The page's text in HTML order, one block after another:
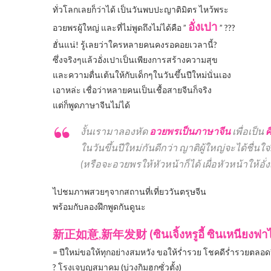
ทั่วโลกเลยก็ว่าได้ เป็นวันพบปะญาติมิตร ไหว้พระ
อวยพรผู้ใหญ่ และที่ไม่พูดถึงไม่ได้คือ ” อั่งเปา ” ???
ฮั่นแน่! รู้เลยว่าใครหลายคนคงรอคอยเวลานี้?
ซึ่งจริงๆแล้วอั่งเปาเป็นเพียงการสร้างความสุข
และความตื่นเต้นให้กับเด็กๆในวันขึ้นปีใหม่นั่นเอง
เอาหล่ะ เชื่อว่าหลายคนเป็นเชื้อสายจีนก็จริง
แต่ก็พูดภาษาจีนไม่ได้
งั้นเรามาลองหัด อวยพรเป็นภาษาจีนเพื่อเป็น
ในวันขึ้นปีใหม่กันดีกว่า ญาติผู้ใหญ่จะได้ชื่นใจ
(หรือจะอวยพรให้หัวหน้าก็ได้ เผื่อหัวหน้าให้อั่ง
ไปชมภาพสวยๆจากสถานที่เที่ยววันตรุษจีน
พร้อมกับลองฝึกพูดกันดูนะ
新正如意,新年发财 (ซินเจิ้งหรูอี้ ซินเหนียงฟา
= ปีใหม่ขอให้ทุกอย่างสมหวัง ขอให้ร่ำรวย โชคดีร่ำรวยตลอ
? โรงเจบุญสมาคม (บ่วงกิมฮกซั่วตั้ง)